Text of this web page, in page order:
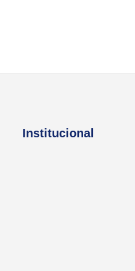
Institucional